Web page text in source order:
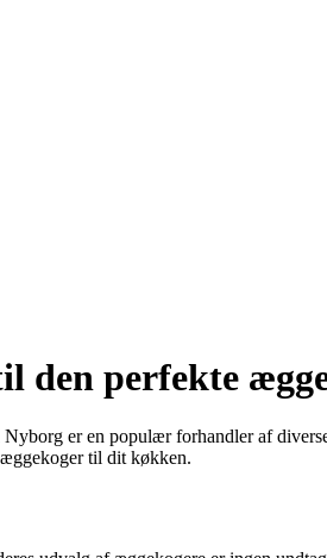
den perfekte
er en populær forhandler af
til dit køkken.